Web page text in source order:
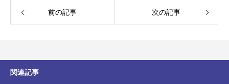
前の記事 次の記事
関連記事